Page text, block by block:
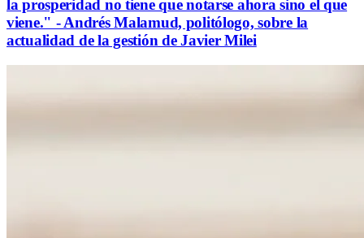
la prosperidad no tiene que notarse ahora sino el que
viene." - Andrés Malamud, politólogo, sobre la
actualidad de la gestión de Javier Milei